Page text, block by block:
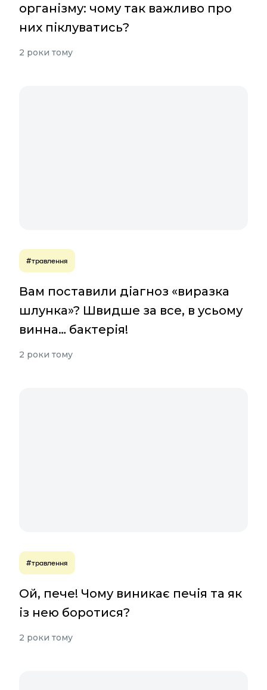
організму: чому так важливо про
них піклуватись?
2 роки тому
#травлення
Вам поставили діагноз «виразка
шлунка»? Швидше за все, в усьому
винна… бактерія!
2 роки тому
#травлення
Ой, пече! Чому виникає печія та як
із нею боротися?
2 роки тому